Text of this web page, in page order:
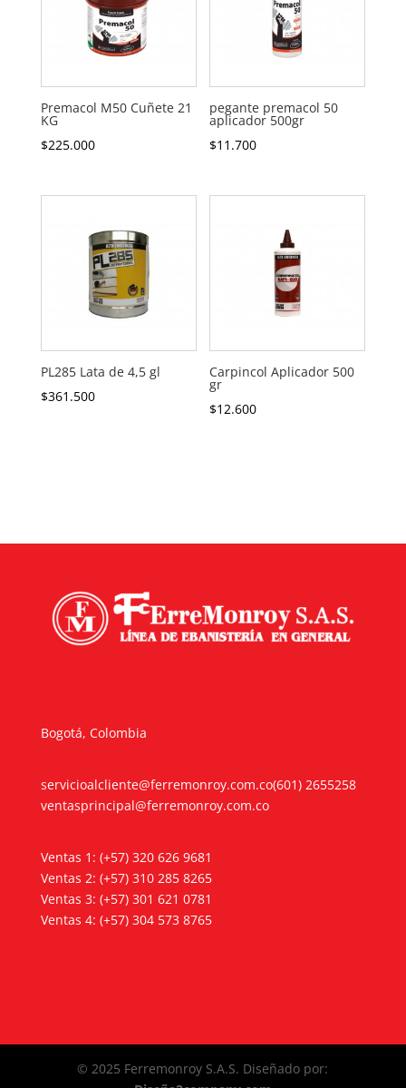
Premacol M50 Cuñete 21
KG
$225.000
pegante premacol 50
aplicador 500gr
$11.700
PL285 Lata de 4,5 gl
$361.500
Carpincol Aplicador 500
gr
$12.600
Bogotá, Colombia
servicioalcliente@ferremonroy.com.co
ventasprincipal@ferremonroy.com.co
(601) 2655258
Ventas 1: (+57) 320 626 9681
Ventas 2: (+57) 310 285 8265
Ventas 3: (+57) 301 621 0781
Ventas 4: (+57) 304 573 8765
© 2025 Ferremonroy S.A.S. Diseñado por: